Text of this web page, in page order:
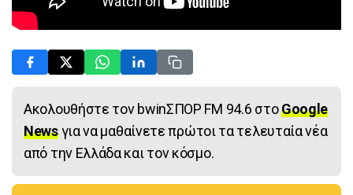
Ακολουθήστε τον bwinΣΠΟΡ FM 94.6 στοGoogle
Newsγια να μαθαίνετε πρώτοι τα τελευταία νέα
από την Ελλάδα και τον κόσμο.